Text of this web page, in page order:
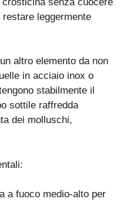
leggermente
altro elemento da non
in acciaio inox o
stabilmente il
sottile raffredda
dei molluschi,
a fuoco medio-alto per